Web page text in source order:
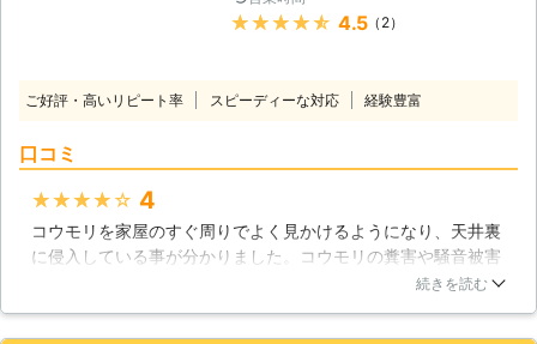
い。 〇最長5年の保証付き 作業完了
クトでは万が一、再発した場合は、無
スタッフには建築経験者が多く集まっ
ています。そのためコウモリの糞で劣
化した天井裏の修繕まで対応可能とな
★★★★★ 4.5（2）
ご好評・高いリピート率 スピーディーな対応 経験豊富
口コミ
★★★★★ 4
コウモリを家屋のすぐ周りでよく見かけるようになり、天井裏
に侵入している事が分かりました。コウモリの糞害や騒音被害
が大きくなる前に、駆除を依頼しようと思い、ホームページに
続きを読む